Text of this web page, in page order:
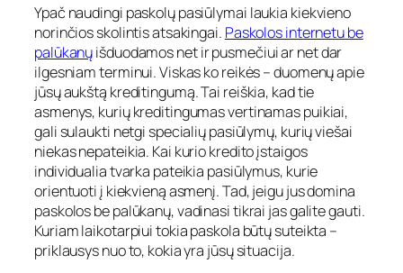
Ypač naudingi paskolų pasiūlymai laukia kiekvieno
norinčios skolintis atsakingai. Paskolos internetu be
palūkanųišduodamos net ir pusmečiui ar net dar
ilgesniam terminui. Viskas ko reikės – duomenų apie
jūsų aukštą kreditingumą. Tai reiškia, kad tie
asmenys, kurių kreditingumas vertinamas puikiai,
gali sulaukti netgi specialių pasiūlymų, kurių viešai
niekas nepateikia. Kai kurio kredito įstaigos
individualia tvarka pateikia pasiūlymus, kurie
orientuoti į kiekvieną asmenį. Tad, jeigu jus domina
paskolos be palūkanų, vadinasi tikrai jas galite gauti.
Kuriam laikotarpiui tokia paskola būtų suteikta –
priklausys nuo to, kokia yra jūsų situacija.